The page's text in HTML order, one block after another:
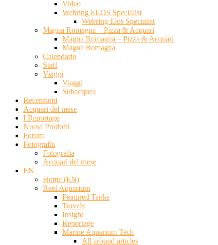
Video
Webring ELOS Specialist
Webring Elos Specialist
Magna Romagna – Pizza & Acquari
Magna Romagna – Pizza & Acquari
Magna Romagna
Calendario
Staff
Viaggi
Viaggi
Subacquea
Recensioni
Acquari del mese
I Reportage
Nuovi Prodotti
Forum
Fotografia
Fotografia
Acquari del mese
EN
Home (EN)
Reef Aquarium
Featured Tanks
Travels
Insight
Reportage
Marine Aquarium Tech
All around articles